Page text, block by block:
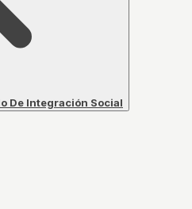
De Integración Social